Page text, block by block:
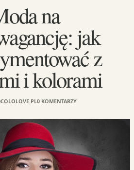
na
jak
z
i kolorami
COLOLOVE.PL0 KOMENTARZY